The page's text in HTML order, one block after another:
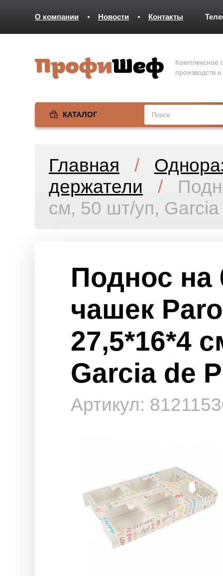
О компании Новости Контакты
Комплексное
производств
КАТАЛОГ
Главная /
держатели /
см, 50 шт/уп,
Поднос на
чашек
27,5*16*4
Garcia de
Артикул: